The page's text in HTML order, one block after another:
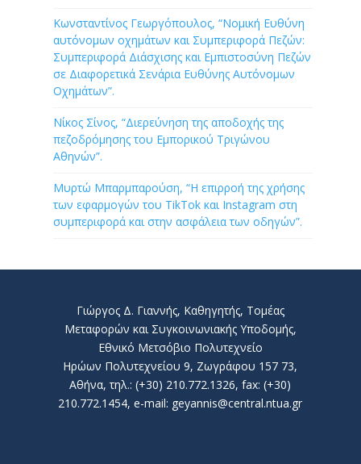
Κωνσταντίνος Γεωργόπουλος, “Νομική Ευθύνη
αυτόνομων οχημάτων και Συμπεριφορά Πεζών:
Συμπεριφορά Διάσχισης και Εμπιστοσύνη Πεζών
σε Διαφορετικά Σενάρια Ευθύνης Αυτόνομων
Οχημάτων”.
Νίκος Σίνος, “Διερεύνηση της αποδοχής της
πεζοδρόμησης του Εμπορικού Τριγώνου
Αθηνών”.
Μυρτώ Μπαρμπαρούση, “Η επιρροή της χρήσης
των εφαρμογών του TikTok και Instagram στη
συμπεριφορά και στην ασφάλεια των οδηγών”.
Γιώργος Δ. Γιαννής, Καθηγητής, Τομέας
Μεταφορών και Συγκοινωνιακής Υποδομής,
Εθνικό Μετσόβιο Πολυτεχνείο
Ηρώων Πολυτεχνείου 9, Ζωγράφου 157 73,
Αθήνα, τηλ.: (+30) 210.772.1326, fax: (+30)
210.772.1454, e-mail: geyannis@central.ntua.gr